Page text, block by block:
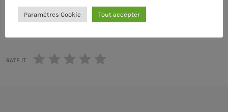
email
RATE IT
Paramètres Cookie Tout accepter